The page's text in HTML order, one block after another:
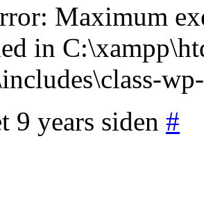
Maximum
in
9 years siden #